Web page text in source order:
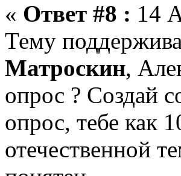
« Ответ #8 : 14
Тему
Матроскин,
опрос ? Создай
опрос, тебе как
отечественной